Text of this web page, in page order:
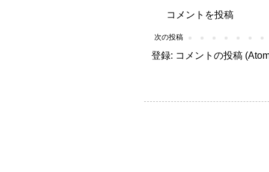
コメントを投稿
次の投稿
登録: コメントの投稿